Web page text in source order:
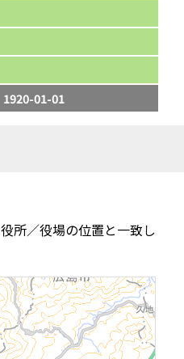
1920-01-01
所／役場の位置と一致し